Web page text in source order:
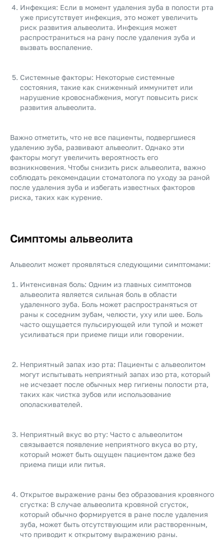
Инфекция: Если в момент удаления зуба в полости рта
уже присутствует инфекция, это может увеличить
риск развития альвеолита. Инфекция может
распространиться на рану после удаления зуба и
вызвать воспаление.
Системные факторы: Некоторые системные
состояния, такие как сниженный иммунитет или
нарушение кровоснабжения, могут повысить риск
развития альвеолита.
Важно отметить, что не все пациенты, подвергшиеся
удалению зуба, развивают альвеолит. Однако эти
факторы могут увеличить вероятность его
возникновения. Чтобы снизить риск альвеолита, важно
соблюдать рекомендации стоматолога по уходу за раной
после удаления зуба и избегать известных факторов
риска, таких как курение.
Симптомы альвеолита
Альвеолит может проявляться следующими симптомами:
Интенсивная боль: Одним из главных симптомов
альвеолита является сильная боль в области
удаленного зуба. Боль может распространяться от
раны к соседним зубам, челюсти, уху или шее. Боль
часто ощущается пульсирующей или тупой и может
усиливаться при приеме пищи или говорении.
Неприятный запах изо рта: Пациенты с альвеолитом
могут испытывать неприятный запах изо рта, который
не исчезает после обычных мер гигиены полости рта,
таких как чистка зубов или использование
ополаскивателей.
Неприятный вкус во рту: Часто с альвеолитом
связывается появление неприятного вкуса во рту,
который может быть ощущен пациентом даже без
приема пищи или питья.
Открытое выражение раны без образования кровяного
сгустка: В случае альвеолита кровяной сгусток,
который обычно формируется в ране после удаления
зуба, может быть отсутствующим или растворенным,
что приводит к открытому выражению раны.